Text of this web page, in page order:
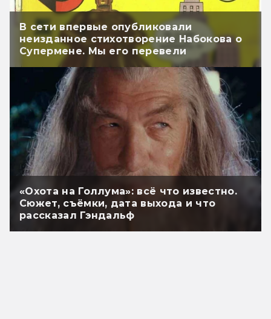
В сети впервые опубликовали
неизданное стихотворение Набокова о
Супермене. Мы его перевели
«Охота на Голлума»: всё что известно.
Сюжет, съёмки, дата выхода и что
рассказал Гэндальф